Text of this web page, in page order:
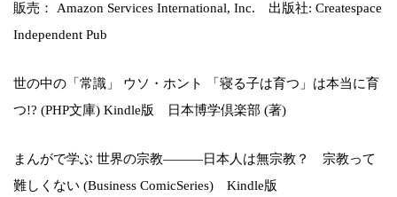
販売： Amazon Services International, Inc. 出版社: Createspace
Independent Pub
世の中の「常識」 ウソ・ホント 「寝る子は育つ」は本当に育
つ!? (PHP文庫) Kindle版 日本博学倶楽部 (著)
まんがで学ぶ 世界の宗教―――日本人は無宗教？ 宗教って
難しくない (Business ComicSeries) Kindle版